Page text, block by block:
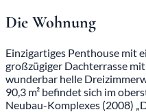
Die Wohnung
Einzigartiges Penthouse mit
großzügiger Dachterrasse
wunderbar helle
90,3 m² befindet sich im
Neubau-Komplexes (2008)